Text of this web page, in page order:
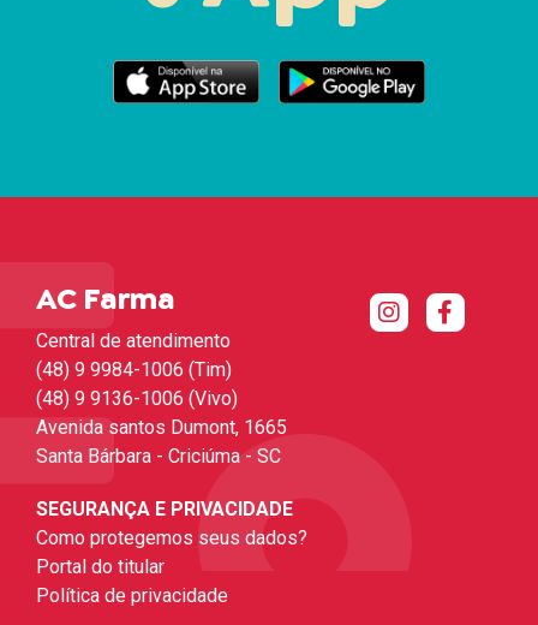
AC Farma
Central de atendimento
(48) 9 9984-1006 (Tim)
(48) 9 9136-1006 (Vivo)
Avenida santos Dumont, 1665
Santa Bárbara - Criciúma - SC
SEGURANÇA E PRIVACIDADE
Como protegemos seus dados?
Portal do titular
Política de privacidade